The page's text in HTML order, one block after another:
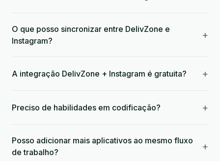
O que posso sincronizar entre DelivZone e
Instagram?
+
A integração DelivZone + Instagram é gratuita? +
Preciso de habilidades em codificação? +
Posso adicionar mais aplicativos ao mesmo fluxo
de trabalho?
+